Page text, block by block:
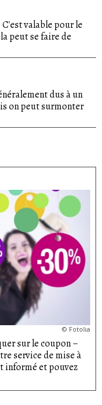
valable pour le
peut se faire de
dus à un
on peut surmonter
© Fotolia
sur le coupon –
service de mise à
informé et pouvez